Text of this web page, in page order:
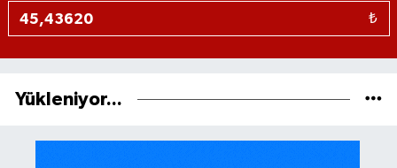
₺
Yükleniyor...